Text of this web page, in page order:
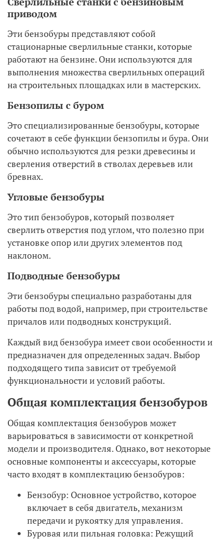
приводом
Эти бензобуры представляют собой
стационарные сверлильные станки, которые
работают на бензине. Они используются для
выполнения множества сверлильных операций
на строительных площадках или в мастерских.
Бензопилы с буром
Это специализированные бензобуры, которые
сочетают в себе функции бензопилы и бура. Они
обычно используются для резки древесины и
сверления отверстий в стволах деревьев или
бревнах.
Угловые бензобуры
Это тип бензобуров, который позволяет
сверлить отверстия под углом, что полезно при
установке опор или других элементов под
наклоном.
Подводные бензобуры
Эти бензобуры специально разработаны для
работы под водой, например, при строительстве
причалов или подводных конструкций.
Каждый вид бензобура имеет свои особенности и
предназначен для определенных задач. Выбор
подходящего типа зависит от требуемой
функциональности и условий работы.
Общая комплектация бензобуров
Общая комплектация бензобуров может
варьироваться в зависимости от конкретной
модели и производителя. Однако, вот некоторые
основные компоненты и аксессуары, которые
часто входят в комплектацию бензобуров:
Бензобур: Основное устройство, которое
включает в себя двигатель, механизм
передачи и рукоятку для управления.
Буровая или пильная головка: Режущий